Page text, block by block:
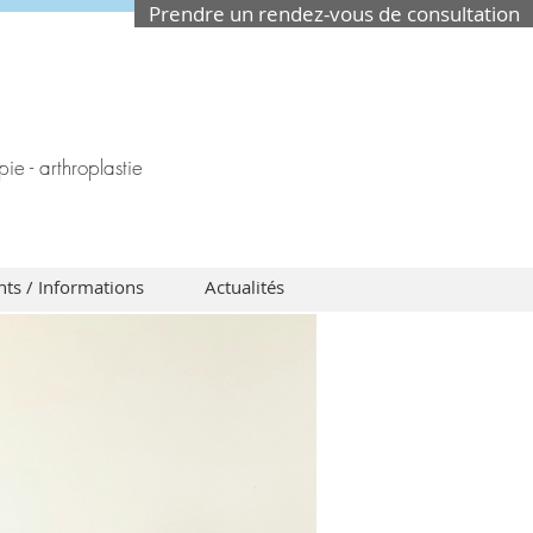
Prendre un rendez-vous de consultation
- arthroplastie
/ Informations Actualités